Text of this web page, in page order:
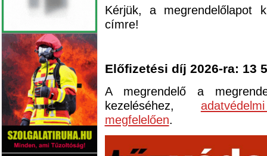
Kérjük, a megrendelőlapot
címre!
Előfizetési díj 2026-ra: 13
A megrendelő a
kezeléséhez,
megfelelően.